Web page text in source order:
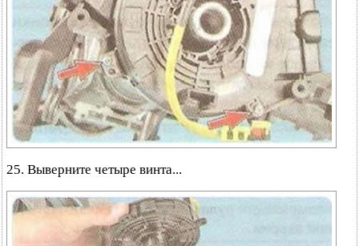
25. Выверните четыре винта...